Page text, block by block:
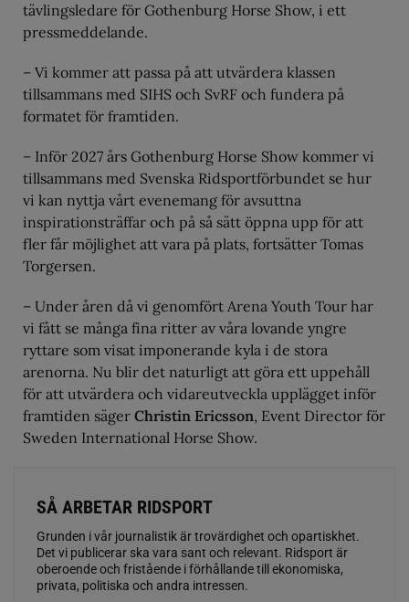
tävlingsledare för Gothenburg Horse Show, i ett
pressmeddelande.
– Vi kommer att passa på att utvärdera klassen
tillsammans med SIHS och SvRF och fundera på
formatet för framtiden.
– Inför 2027 års Gothenburg Horse Show kommer vi
tillsammans med Svenska Ridsportförbundet se hur
vi kan nyttja vårt evenemang för avsuttna
inspirationsträffar och på så sätt öppna upp för att
fler får möjlighet att vara på plats, fortsätter Tomas
Torgersen.
– Under åren då vi genomfört Arena Youth Tour har
vi fått se många fina ritter av våra lovande yngre
ryttare som visat imponerande kyla i de stora
arenorna. Nu blir det naturligt att göra ett uppehåll
för att utvärdera och vidareutveckla upplägget inför
framtiden säger Christin Ericsson, Event Director för
Sweden International Horse Show.
SÅ ARBETAR RIDSPORT
Grunden i vår journalistik är trovärdighet och opartiskhet.
Det vi publicerar ska vara sant och relevant. Ridsport är
oberoende och fristående i förhållande till ekonomiska,
privata, politiska och andra intressen.